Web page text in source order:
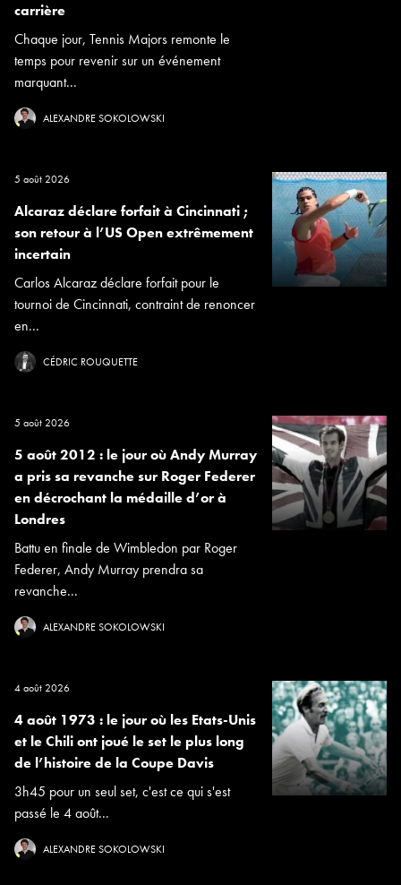
carrière
Chaque jour, Tennis Majors remonte le
temps pour revenir sur un événement
marquant...
ALEXANDRE SOKOLOWSKI
5 août 2026
Alcaraz déclare forfait à Cincinnati ;
son retour à l’US Open extrêmement
incertain
Carlos Alcaraz déclare forfait pour le
tournoi de Cincinnati, contraint de renoncer
en...
CÉDRIC ROUQUETTE
5 août 2026
5 août 2012 : le jour où Andy Murray
a pris sa revanche sur Roger Federer
en décrochant la médaille d’or à
Londres
Battu en finale de Wimbledon par Roger
Federer, Andy Murray prendra sa
revanche...
ALEXANDRE SOKOLOWSKI
4 août 2026
4 août 1973 : le jour où les Etats-Unis
et le Chili ont joué le set le plus long
de l’histoire de la Coupe Davis
3h45 pour un seul set, c'est ce qui s'est
passé le 4 août...
ALEXANDRE SOKOLOWSKI